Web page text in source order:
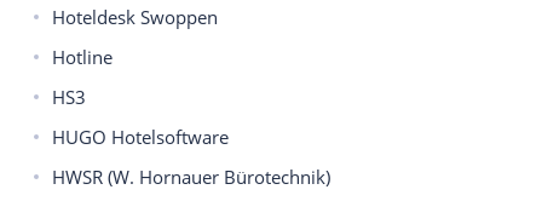
Hoteldesk Swoppen
Hotline
HS3
HUGO Hotelsoftware
HWSR (W. Hornauer Bürotechnik)